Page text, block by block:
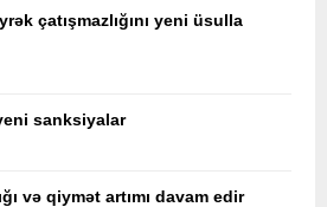
çatışmazlığını yeni üsulla
sanksiyalar
və qiymət artımı davam edir